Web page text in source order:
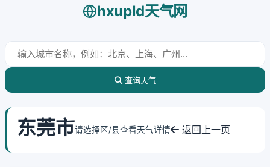
hxupld天气网
查询天气
东莞市请选择区/县查看天气详情 返回上一页